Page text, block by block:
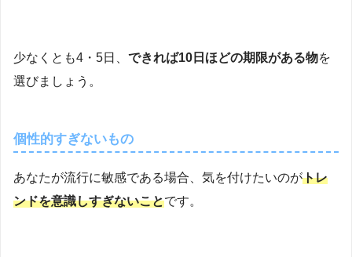
少なくとも4・5日、 できれば10日ほどの期限がある物を
選びましょう。
個性的すぎないもの
あなたが流行に敏感である場合、気を付けたいのがトレ
ンドを意識しすぎないことです。